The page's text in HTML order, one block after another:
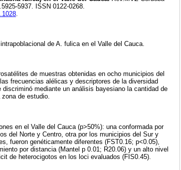
5937. ISSN 0122-0268.
.
de A. fulica en el Valle del Cauca.
de muestras obtenidas en ocho municipios del
frecuencias alélicas y descriptores de la diversidad
mediante un análisis bayesiano la cantidad de
de estudio.
en el Valle del Cauca (p>50%): una conformada por
del Norte y Centro, otra por los municipios del Sur y
fueron genéticamente diferentes (FST0.16; p<0.05),
por distancia (Mantel p 0.01; R20.06) y un alto nivel
de heterocigotos en los loci evaluados (FIS0.45).